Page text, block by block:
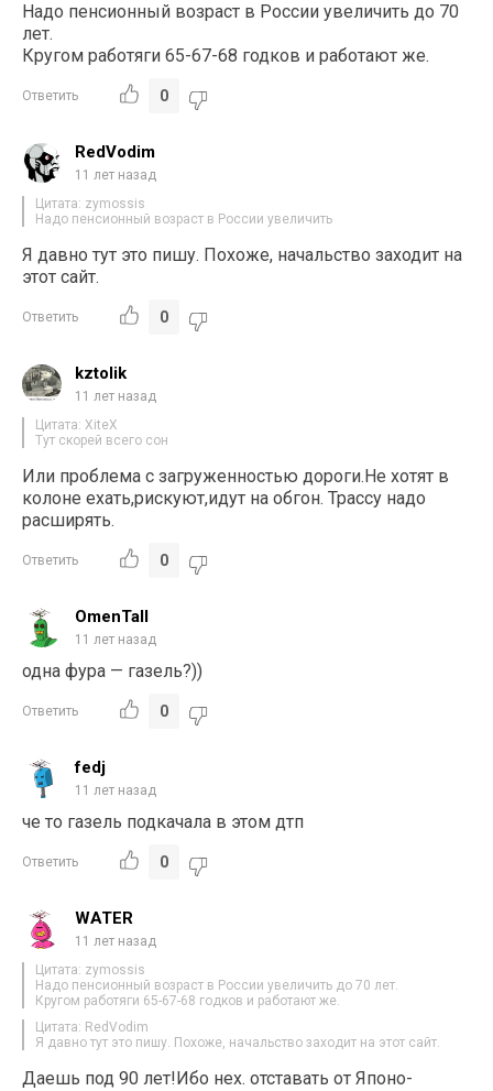
Надо пенсионный возраст в России увеличить до 70
лет.
Кругом работяги 65-67-68 годков и работают же.
Ответить 0
RedVodim
11 лет назад
Цитата: zymossis
Надо пенсионный возраст в России увеличить
Я давно тут это пишу. Похоже, начальство заходит на
этот сайт.
Ответить 0
kztolik
11 лет назад
Цитата: XiteX
Тут скорей всего сон
Или проблема с загруженностью дороги.Не хотят в
колоне ехать,рискуют,идут на обгон. Трассу надо
расширять.
Ответить 0
OmenTall
11 лет назад
одна фура — газель?))
Ответить 0
fedj
11 лет назад
че то газель подкачала в этом дтп
Ответить 0
WATER
11 лет назад
Цитата: zymossis
Надо пенсионный возраст в России увеличить до 70 лет.
Кругом работяги 65-67-68 годков и работают же.
Цитата: RedVodim
Я давно тут это пишу. Похоже, начальство заходит на этот сайт.
Даешь под 90 лет!Ибо нех. отставать от Японо-